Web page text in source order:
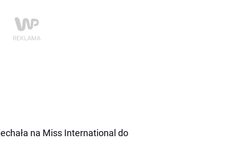
na Miss International do